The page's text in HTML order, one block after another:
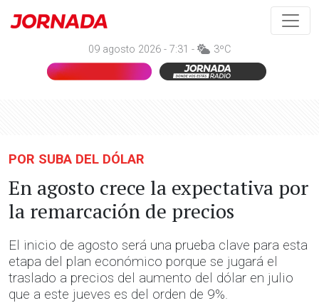
09 agosto 2026 - 7:31 - 3ºC
POR SUBA DEL DÓLAR
En agosto crece la expectativa por
la remarcación de precios
El inicio de agosto será una prueba clave para esta
etapa del plan económico porque se jugará el
traslado a precios del aumento del dólar en julio
que a este jueves es del orden de 9%.